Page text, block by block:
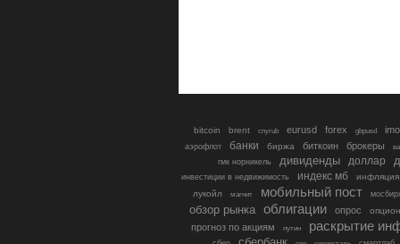
bitcoin brent cnyrub eurusd forex gbpusd
аэрофлот банки биржа биткоин брокеры
гмк норникель
дивиденды доллар
инвестиции в недвижимость индекс мб
инфляция
лукойл
магнит мобильный пост
обзор рынка облигации опрос
прогноз по акциям путин раскрытие